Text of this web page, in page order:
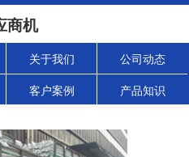
商机
关于我们 公司动态
客户案例 产品知识